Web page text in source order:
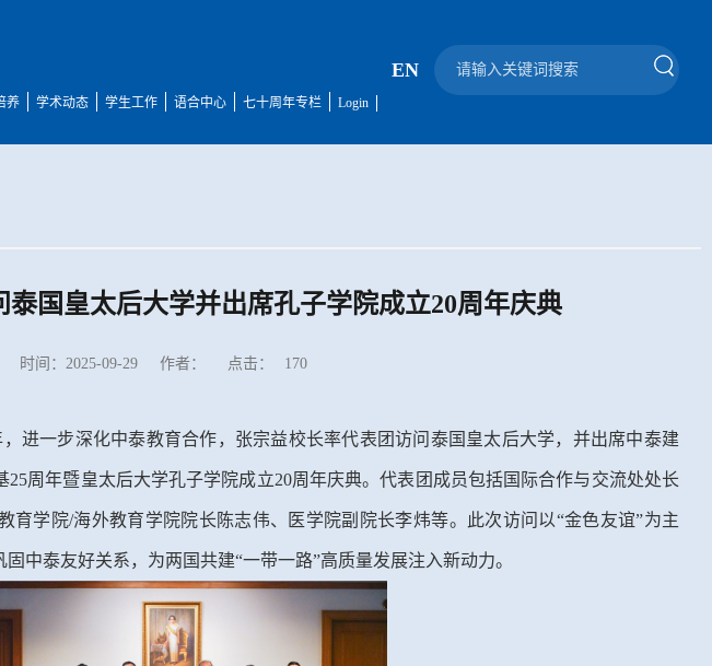
EN
养 学术动态 学生工作 语合中心 七十周年专栏 Login
泰国皇太后大学并出席孔子学院成立20周年庆典
时间：2025-09-29 作者： 点击： 170
进一步深化中泰教育合作，张宗益校长率代表团访问泰国皇太后大学，并出席中泰建
周年暨皇太后大学孔子学院成立20周年庆典。代表团成员包括国际合作与交流处处长
育学院/海外教育学院院长陈志伟、医学院副院长李炜等。此次访问以“金色友谊”为主
中泰友好关系，为两国共建“一带一路”高质量发展注入新动力。